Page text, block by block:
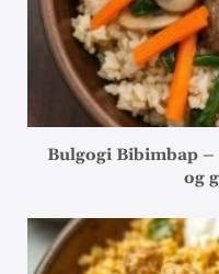
Bulgogi Bibimbap
og